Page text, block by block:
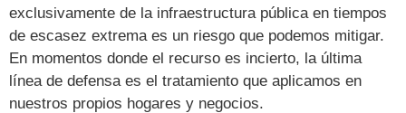
exclusivamente de la infraestructura pública en tiempos
de escasez extrema es un riesgo que podemos mitigar.
En momentos donde el recurso es incierto, la última
línea de defensa es el tratamiento que aplicamos en
nuestros propios hogares y negocios.